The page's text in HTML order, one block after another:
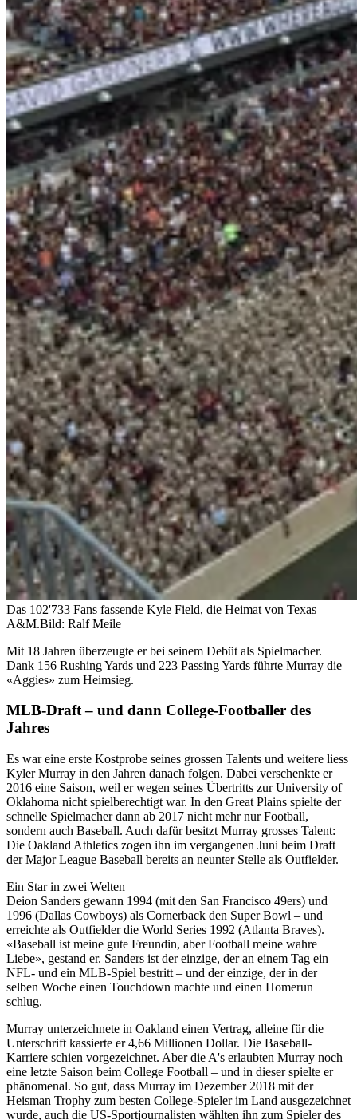
Das 102'733 Fans fassende Kyle Field, die Heimat von Texas
A&M.Bild: Ralf Meile
Mit 18 Jahren überzeugte er bei seinem Debüt als Spielmacher.
Dank 156 Rushing Yards und 223 Passing Yards führte Murray die
«Aggies» zum Heimsieg.
MLB-Draft – und dann College-Footballer des
Jahres
Es war eine erste Kostprobe seines grossen Talents und weitere liess
Kyler Murray in den Jahren danach folgen. Dabei verschenkte er
2016 eine Saison, weil er wegen seines Übertritts zur University of
Oklahoma nicht spielberechtigt war. In den Great Plains spielte der
schnelle Spielmacher dann ab 2017 nicht mehr nur Football,
sondern auch Baseball. Auch dafür besitzt Murray grosses Talent:
Die Oakland Athletics zogen ihn im vergangenen Juni beim Draft
der Major League Baseball bereits an neunter Stelle als Outfielder.
Ein Star in zwei Welten
Deion Sanders gewann 1994 (mit den San Francisco 49ers) und
1996 (Dallas Cowboys) als Cornerback den Super Bowl – und
erreichte als Outfielder die World Series 1992 (Atlanta Braves).
«Baseball ist meine gute Freundin, aber Football meine wahre
Liebe», gestand er. Sanders ist der einzige, der an einem Tag ein
NFL- und ein MLB-Spiel bestritt – und der einzige, der in der
selben Woche einen Touchdown machte und einen Homerun
schlug.
Murray unterzeichnete in Oakland einen Vertrag, alleine für die
Unterschrift kassierte er 4,66 Millionen Dollar. Die Baseball-
Karriere schien vorgezeichnet. Aber die A's erlaubten Murray noch
eine letzte Saison beim College Football – und in dieser spielte er
phänomenal. So gut, dass Murray im Dezember 2018 mit der
Heisman Trophy zum besten College-Spieler im Land ausgezeichnet
wurde, auch die US-Sportjournalisten wählten ihn zum Spieler des